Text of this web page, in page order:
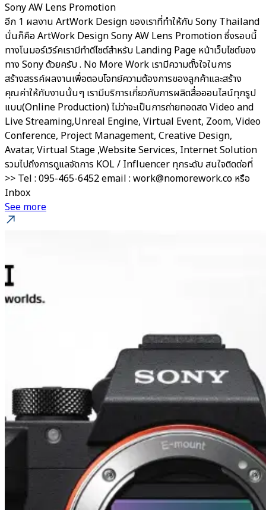
Sony AW Lens Promotion
อีก 1 ผลงาน ArtWork Design ของเราที่ทำให้กับ Sony Thailand
นั่นก็คือ ArtWork Design Sony AW Lens Promotion ซึ่งรอบนี้
ทางโนมอร์เวิร์คเรามีทำดีไซต์สำหรับ Landing Page หน้าเว็บไซต์ของ
ทาง Sony ด้วยครับ . No More Work เรามีความตั้งใจในการ
สร้างสรรค์ผลงานเพื่อตอบโจทย์ความต้องการของลูกค้าและสร้าง
คุณค่าให้กับงานนั้นๆ เรามีบริการเกี่ยวกับการผลิตสื่อออนไลน์ทุกรูป
แบบ(Online Production) ไม่ว่าจะเป็นการถ่ายทอดสด Video and
Live Streaming,Unreal Engine, Virtual Event, Zoom, Video
Conference, Project Management, Creative Design,
Avatar, Virtual Stage ,Website Services, Internet Solution
รวมไปถึงการดูแลจัดการ KOL / Influencer ทุกระดับ สนใจติดต่อที่
>> Tel : 095-465-6452 email : work@nomorework.co หรือ
Inbox
See more